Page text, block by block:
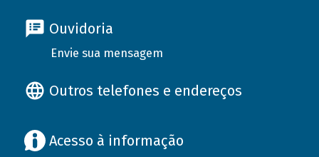
Ouvidoria
Envie sua mensagem
Outros telefones e endereços
Acesso à informação